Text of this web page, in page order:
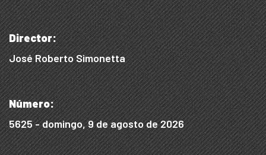
Director:
José Roberto Simonetta
Número:
5625 - domingo, 9 de agosto de 2026